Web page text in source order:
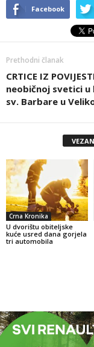
Facebook
Prethodni članak
CRTICE IZ
neobičnoj svetici u
sv. Barbare u
Crna Kronika
U dvorištu obiteljske
kuće usred dana gorjela
tri automobila